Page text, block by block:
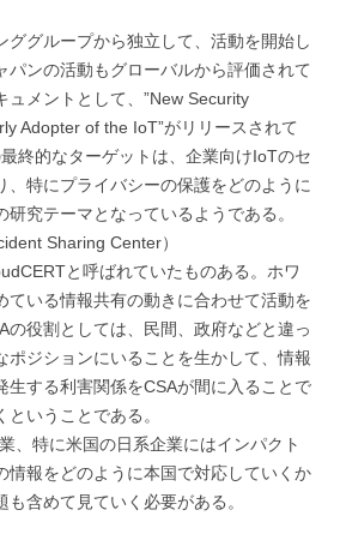
ググループから独立して、活動を開始し
パンの活動もグローバルから評価されて
ュメントとして、”New Security
Adopter of the IoT”がリリースされて
終的なターゲットは、企業向けIoTのセ
、特にプライバシーの保護をどのように
研究テーマとなっているようである。
Sharing Center）
と呼ばれていたものある。ホワ
ている情報共有の動きに合わせて活動を
の役割としては、民間、政府などと違っ
ポジションにいることを生かして、情報
生する利害関係をCSAが間に入ることで
いうことである。
、特に米国の日系企業にはインパクト
情報をどのように本国で対応していくか
も含めて見ていく必要がある。